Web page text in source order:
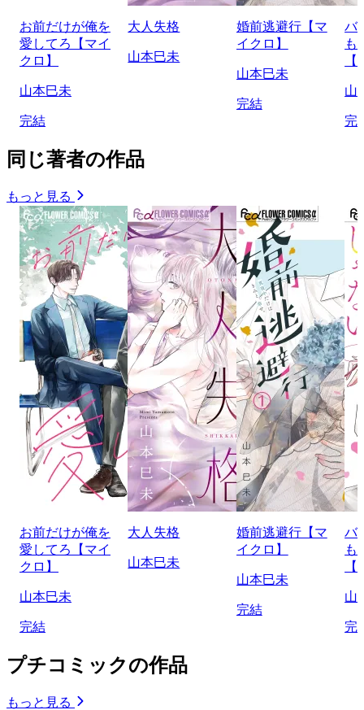
お前だけが俺を
愛してろ【マイ
クロ】
山本巳未
完結
大人失格
山本巳未
婚前逃避行【マ
イクロ】
山本巳未
完結
バ
も
山
完
同じ著者の作品
もっと見る
お前だけが俺を
愛してろ【マイ
クロ】
山本巳未
完結
大人失格
山本巳未
婚前逃避行【マ
イクロ】
山本巳未
完結
バ
も
山
完
プチコミックの作品
もっと見る